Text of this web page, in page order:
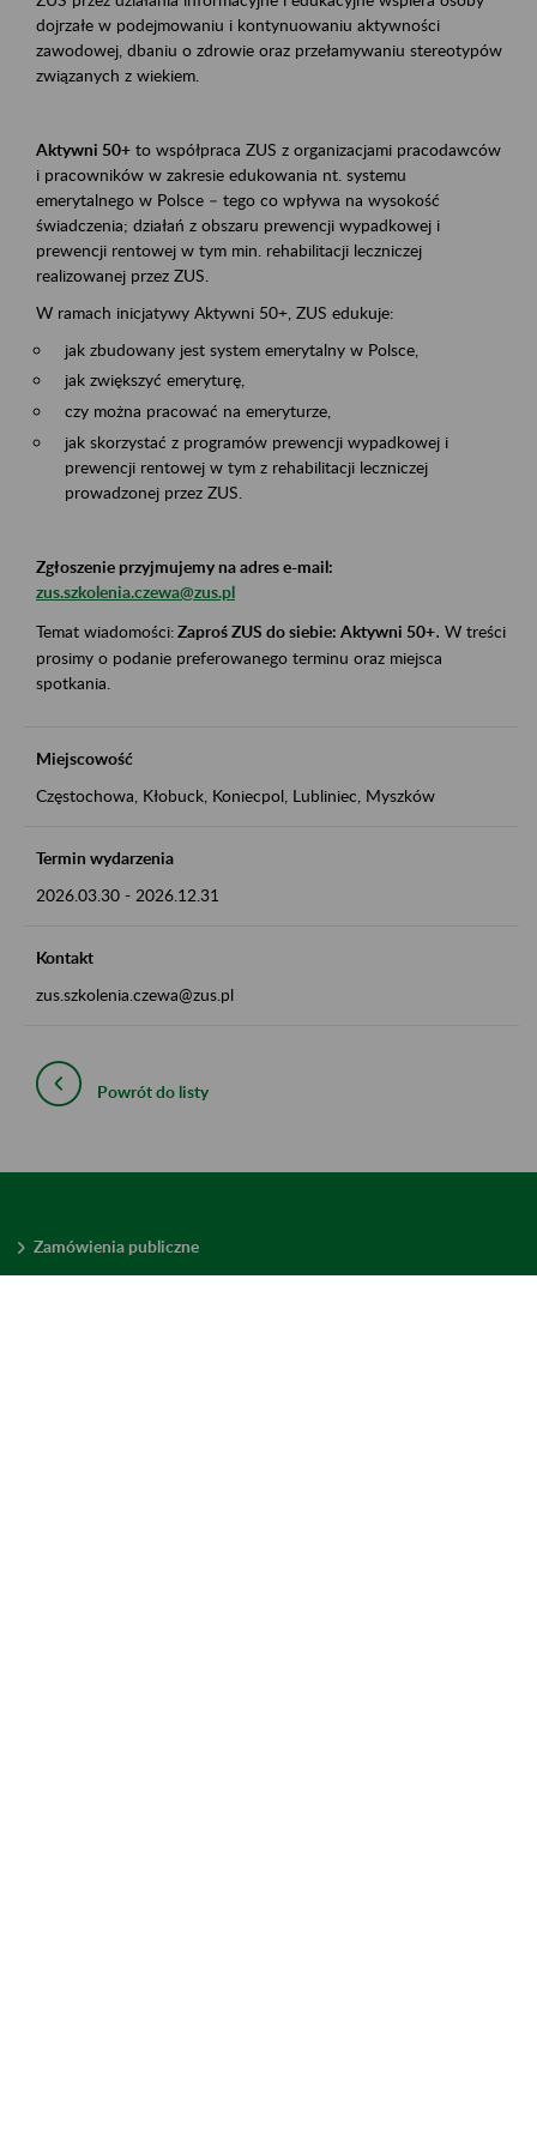
dojrzałe w podejmowaniu i kontynuowaniu aktywności
zawodowej, dbaniu o zdrowie oraz przełamywaniu stereotypów
związanych z wiekiem.
Aktywni 50+ to współpraca ZUS z organizacjami pracodawców
i pracowników w zakresie edukowania nt. systemu
emerytalnego w Polsce – tego co wpływa na wysokość
świadczenia; działań z obszaru prewencji wypadkowej i
prewencji rentowej w tym min. rehabilitacji leczniczej
realizowanej przez ZUS.
W ramach inicjatywy Aktywni 50+, ZUS edukuje:
jak zbudowany jest system emerytalny w Polsce,
jak zwiększyć emeryturę,
czy można pracować na emeryturze,
jak skorzystać z programów prewencji wypadkowej i
prewencji rentowej w tym z rehabilitacji leczniczej
prowadzonej przez ZUS.
Zgłoszenie przyjmujemy na adres e-mail:
zus.szkolenia.czewa@zus.pl
Temat wiadomości:Zaproś ZUS do siebie: Aktywni 50+. W treści
prosimy o podanie preferowanego terminu oraz miejsca
spotkania.
Miejscowość
Częstochowa, Kłobuck, Koniecpol, Lubliniec, Myszków
Termin wydarzenia
2026.03.30 - 2026.12.31
Kontakt
zus.szkolenia.czewa@zus.pl
Powrót do listy
Zamówienia publiczne